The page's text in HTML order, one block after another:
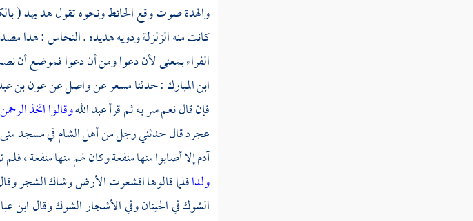
والهدة صوت وقع الحائط ونحوه تقول هد يهد (
كانت منه الزلزلة ودويه هديده . النحاس : هدا
الفراء بمعنى لأن دعوا ومن أن دعوا فموضع
ابن المبارك: حدثنامسعرعنواصلعنعون بن
فإن قال نعم سر به ثم قرأعبد اللهوقالوا اتخذ
عجردقال حدثني رجل منأهلالشامفيمسجد منى
آدم إلا أصابوا منها منفعة وكان لهم منها منفعة
ولدافلما قالوها اقشعرت الأرض وشاك الشجر
الشوك في الحيتان وفي الأشجار الشوك وقالابن